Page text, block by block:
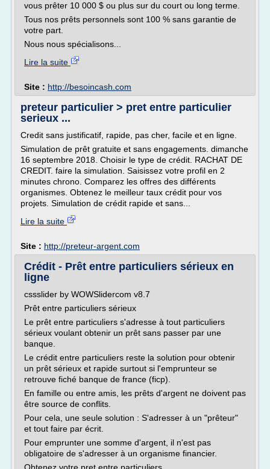
vous prêter 10 000 $ ou plus sur du court ou long terme.
Tous nos prêts personnels sont 100 % sans garantie de
votre part.
Nous nous spécialisons...
Lire la suite
Site : http://besoincash.com
preteur particulier > pret entre particulier
serieux ...
Credit sans justificatif, rapide, pas cher, facile et en ligne.
Simulation de prêt gratuite et sans engagements. dimanche
16 septembre 2018. Choisir le type de crédit. RACHAT DE
CREDIT. faire la simulation. Saisissez votre profil en 2
minutes chrono. Comparez les offres des différents
organismes. Obtenez le meilleur taux crédit pour vos
projets. Simulation de crédit rapide et sans...
Lire la suite
Site : http://preteur-argent.com
Crédit - Prêt entre particuliers sérieux en
ligne
cssslider by WOWSlidercom v8.7
Prêt entre particuliers sérieux
Le prêt entre particuliers s'adresse à tout particuliers
sérieux voulant obtenir un prêt sans passer par une
banque.
Le crédit entre particuliers reste la solution pour obtenir
un prêt sérieux et rapide surtout si l'emprunteur se
retrouve fiché banque de france (ficp).
En famille ou entre amis, les prêts d'argent ne doivent pas
être source de conflits.
Pour cela, une seule solution : S'adresser à un "prêteur"
et tout faire par écrit.
Pour emprunter une somme d'argent, il n'est pas
obligatoire de s'adresser à un organisme financier.